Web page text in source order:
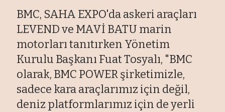
BMC, SAHA EXPO'da askeri araçları
LEVEND ve MAVİ BATU marin
motorları tanıtırken Yönetim
Kurulu Başkanı Fuat Tosyalı, "BMC
olarak, BMC POWER şirketimizle,
sadece kara araçlarımız için değil,
deniz platformlarımız için de yerli